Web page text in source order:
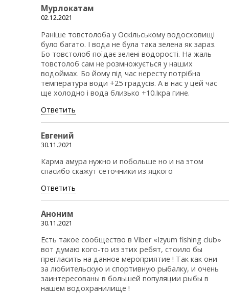
Мурлокатам
02.12.2021
Раніше товстолоба у Оскільському водосховищі
було багато. І вода не була така зелена як зараз.
Бо товстолоб поїдає зелені водорості. На жаль
товстолоб сам не розмножується у наших
водоймах. Бо йому під час нересту потрібна
температура води +25 градусів. А в нас у цей час
ще холодно і вода близько +10.Ікра гине.
Ответить
Евгений
30.11.2021
Карма амура нужно и побольше но и на этом
спасибо скажут сеточники из яцкого
Ответить
Аноним
30.11.2021
Есть такое сообщество в Viber «Izyum fishing club»
вот думаю кого-то из этих ребят, стоило бы
прегласить на данное мероприятие ! Так как они
за любительскую и спортивную рыбалку, и очень
заинтересованы в большей популяции рыбы в
нашем водохранилище !